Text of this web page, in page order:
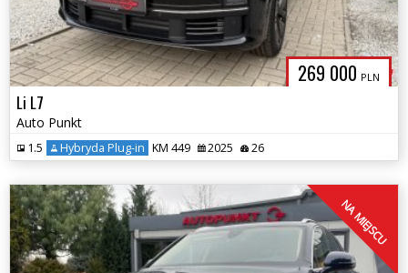
269 000 PLN
Li L7
Auto Punkt
1.5 Hybryda Plug-in KM 449 2025 26
NA MIEJSCU